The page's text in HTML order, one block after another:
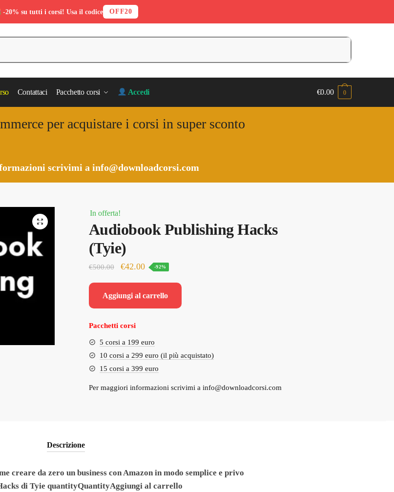
Contattaci Pacchetto corsi Accedi €0.00 0
per acquistare i corsi in super sconto
scrivimi a info@downloadcorsi.com
In offerta!
Audiobook Publishing Hacks
(Tyie)
€500.00
Il
originale
era:
€500.00.
€42.00Il
attuale
è:
-92%
Aggiungi al carrello
Pacchetti corsi
5 corsi a 199 euro
10 corsi a 299 euro (il più acquistato)
15 corsi a 399 euro
Per maggiori informazioni scrivimi a info@downloadcorsi.com
Descrizione
creare da zero un business con Amazon in modo semplice e privo
di Tyie quantityQuantityAggiungi al carrello
-20% su tutti i corsi! Usa il codice OFF20